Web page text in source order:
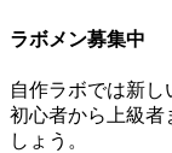
ラボメン募集中
自作ラボでは新し
初心者から上級者
しょう。